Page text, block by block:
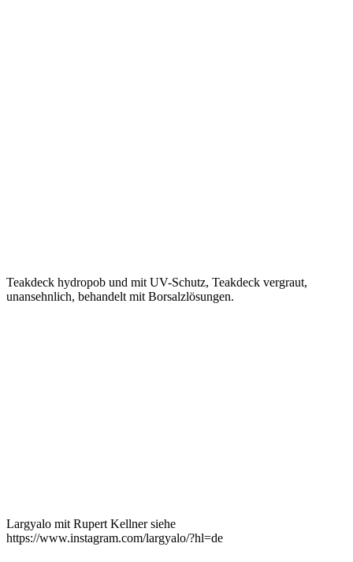
Teakdeck hydropob und mit UV-Schutz, Teakdeck vergraut,
unansehnlich, behandelt mit Borsalzlösungen.
Largyalo mit Rupert Kellner siehe
https://www.instagram.com/largyalo/?hl=de